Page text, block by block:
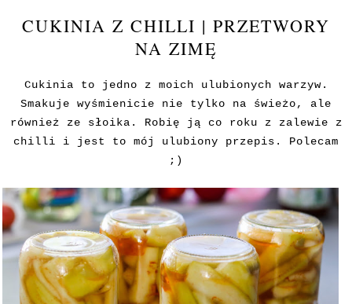
CUKINIA Z CHILLI | PRZETWORY
NA ZIMĘ
Cukinia to jedno z moich ulubionych warzyw.
Smakuje wyśmienicie nie tylko na świeżo, ale
również ze słoika. Robię ją co roku z zalewie z
chilli i jest to mój ulubiony przepis. Polecam
;)